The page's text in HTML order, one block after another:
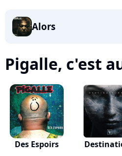
Alors
Pigalle, c'est
Des Espoirs